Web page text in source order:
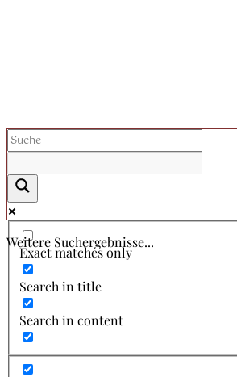
Weitere Suchergebnisse...
Exact matches only
Search in title
Search in content